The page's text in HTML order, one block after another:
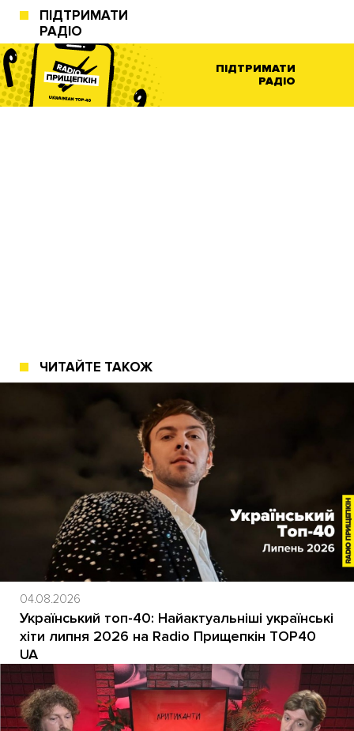
ПІДТРИМАТИ
РАДІО
ПІДТРИМАТИ
РАДІО
ЧИТАЙТЕ ТАКОЖ
04.08.2026
Український топ-40: Найактуальніші українські
хіти липня 2026 на Radio Прищепкін TOP40
UA